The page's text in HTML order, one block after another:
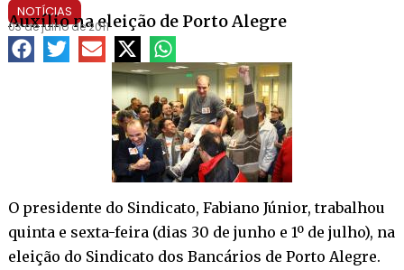
NOTÍCIAS
Auxílio na eleição de Porto Alegre
03 de julho de 2011
O presidente do Sindicato, Fabiano Júnior, trabalhou
quinta e sexta-feira (dias 30 de junho e 1º de julho), na
eleição do Sindicato dos Bancários de Porto Alegre.